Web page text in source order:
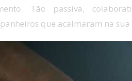
Tão passiva,
que acalmaram na sua